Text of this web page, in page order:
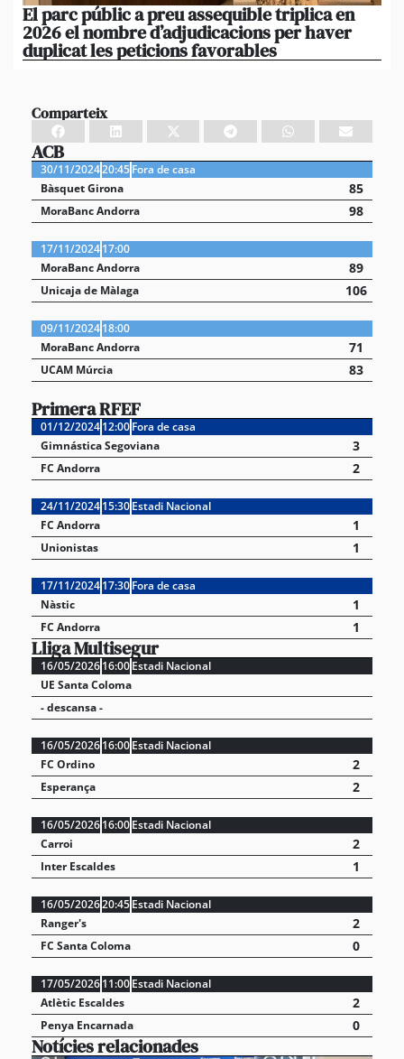
El parc públic a preu assequible triplica en
2026 el nombre d’adjudicacions per haver
duplicat les peticions favorables
Comparteix
ACB
30/11/202420:45Fora de casa
Bàsquet Girona
85
MoraBanc Andorra 98
17/11/202417:00
MoraBanc Andorra
89
Unicaja de Màlaga 106
09/11/202418:00
MoraBanc Andorra
71
UCAM Múrcia 83
Primera RFEF
01/12/202412:00Fora de casa
Gimnástica Segoviana
3
FC Andorra 2
24/11/202415:30Estadi Nacional
FC Andorra
1
Unionistas 1
17/11/202417:30Fora de casa
Nàstic
1
FC Andorra 1
Lliga Multisegur
16/05/202616:00Estadi Nacional
UE Santa Coloma
- descansa -
16/05/202616:00Estadi Nacional
FC Ordino
2
Esperança 2
16/05/202616:00Estadi Nacional
Carroi
2
Inter Escaldes 1
16/05/202620:45Estadi Nacional
Ranger's
2
FC Santa Coloma 0
17/05/202611:00Estadi Nacional
Atlètic Escaldes
2
Penya Encarnada 0
Notícies relacionades